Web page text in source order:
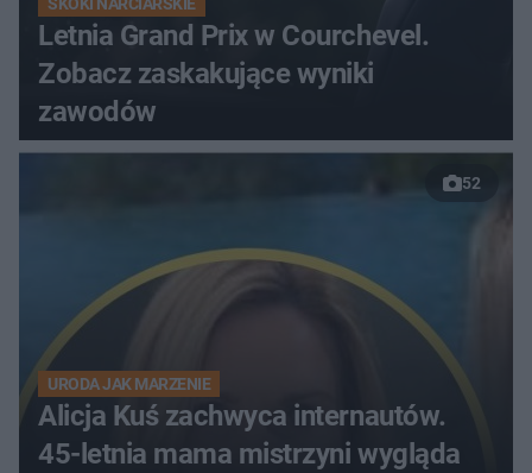
Letnia Grand Prix w Courchevel.
Zobacz zaskakujące wyniki
zawodów
52
URODA JAK MARZENIE
Alicja Kuś zachwyca internautów.
45-letnia mama mistrzyni wygląda